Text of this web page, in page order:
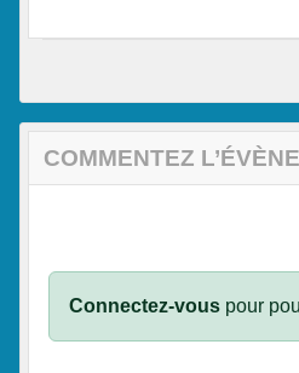
COMMENTEZ
Connectez-vous pour